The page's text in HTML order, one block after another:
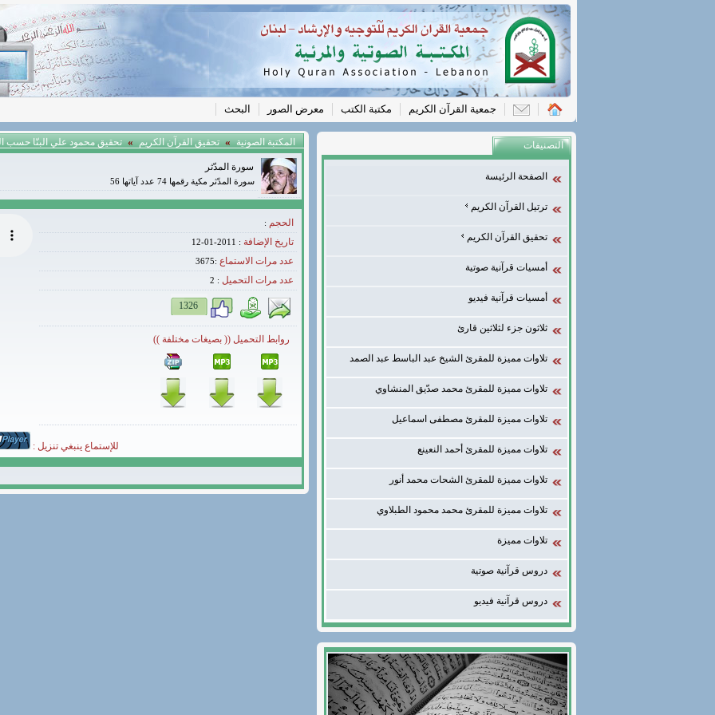
جمعية القرآن الكريم مكتبة الكتب معرض الصور البحث
المكتبة الصونية » تحقيق القرآن الكريم » تحقيق محمود علي البنّا حسب
سورة المدّثر
سورة المدّثر مكية رقمها 74 عدد آياتها 56
الحجم :
تاريخ الإضافة : 2011-01-12
عدد مرات الاستماع :3675
عدد مرات التحميل :
2
1326
روابط التحميل (( بصيغات مختلفة ))
للإستماع ينبغي تنزيل :
التصنيفات
الصفحة الرئيسة
ترتيل القرآن الكريم
تحقيق القرآن الكريم
أمسيات قرآنية صوتية
أمسيات قرآنية فيديو
ثلاثون جزء لثلاثين قارئ
تلاوات مميزة للمقرئ الشيخ عبد الباسط عبد الصمد
تلاوات مميزة للمقرئ محمد صدّيق المنشاوي
تلاوات مميزة للمقرئ مصطفى اسماعيل
تلاوات مميزة للمقرئ أحمد النعينع
تلاوات مميزة للمقرئ الشحات محمد أنور
تلاوات مميزة للمقرئ محمد محمود الطبلاوي
تلاوات مميزة
دروس قرآنية صوتية
دروس قرآنية فيديو